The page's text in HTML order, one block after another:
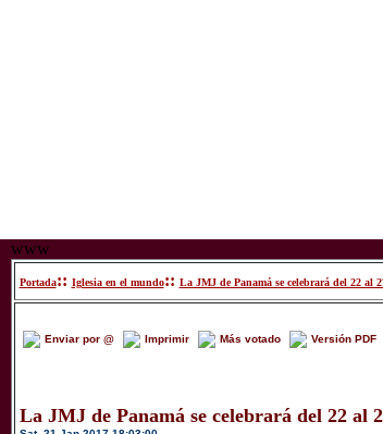
www
Portada:: Iglesia en el mundo:: La JMJ de Panamá se celebrará del 22 al
Enviar por @ Imprimir Más votado Versión PDF
La JMJ de Panamá se celebrará del 22 al